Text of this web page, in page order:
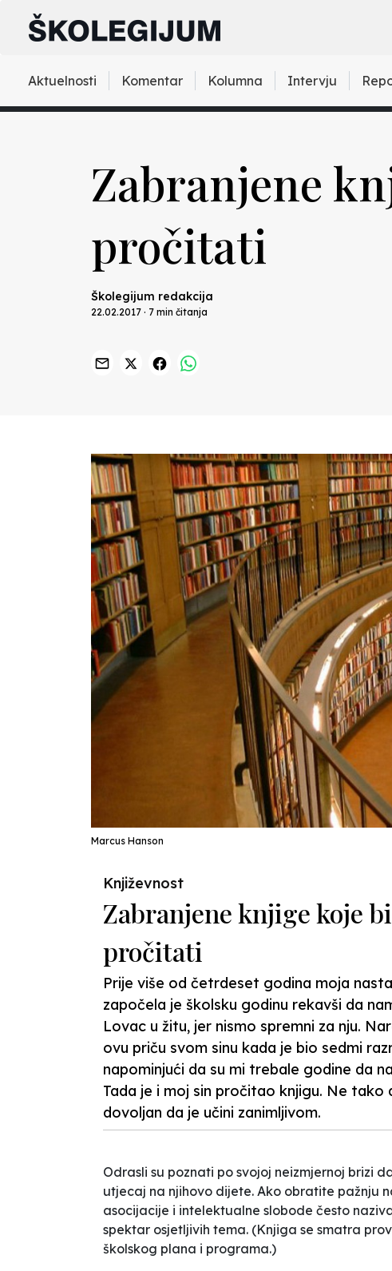
Aktuelnosti Komentar Kolumna Intervju
Zabranjene
pročitati
Školegijum redakcija
22.02.2017 · 7 min čitanja
Marcus Hanson
Književnost
Zabranjene knjige koje
pročitati
Prije više od četrdeset godina moja
započela je školsku godinu rekavši da
Lovac u žitu, jer nismo spremni za nju.
ovu priču svom sinu kada je bio sedmi
napominjući da su mi trebale godine da
Tada je i moj sin pročitao knjigu. Ne
dovoljan da je učini zanimljivom.
Odrasli su poznati po svojoj neizmjernoj brizi
utjecaj na njihovo dijete. Ako obratite pažnju
asocijacije i intelektualne slobode često
spektar osjetljivih tema. (Knjiga se smatra
školskog plana i programa.)